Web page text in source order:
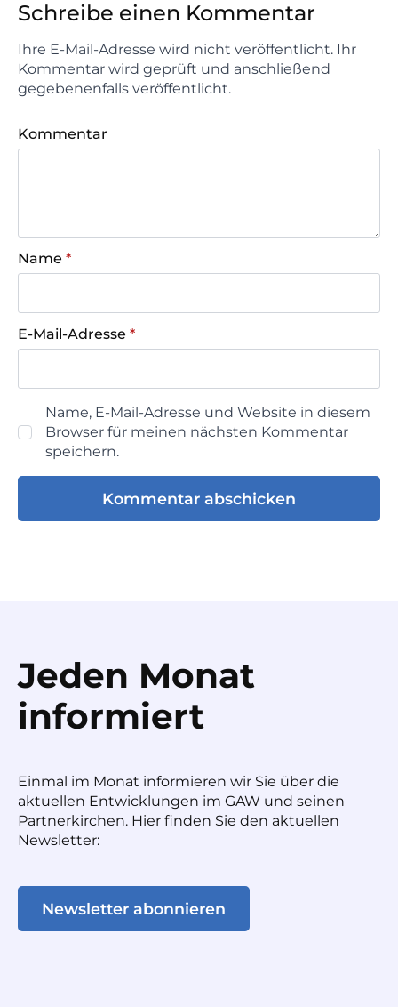
Schreibe einen Kommentar
Ihre E-Mail-Adresse wird nicht veröffentlicht. Ihr
Kommentar wird geprüft und anschließend
gegebenenfalls veröffentlicht.
Kommentar
Name *
E-Mail-Adresse *
Name, E-Mail-Adresse und Website in diesem
Browser für meinen nächsten Kommentar
speichern.
Jeden Monat
informiert
Einmal im Monat informieren wir Sie über die
aktuellen Entwicklungen im GAW und seinen
Partnerkirchen. Hier finden Sie den aktuellen
Newsletter:
Newsletter abonnieren